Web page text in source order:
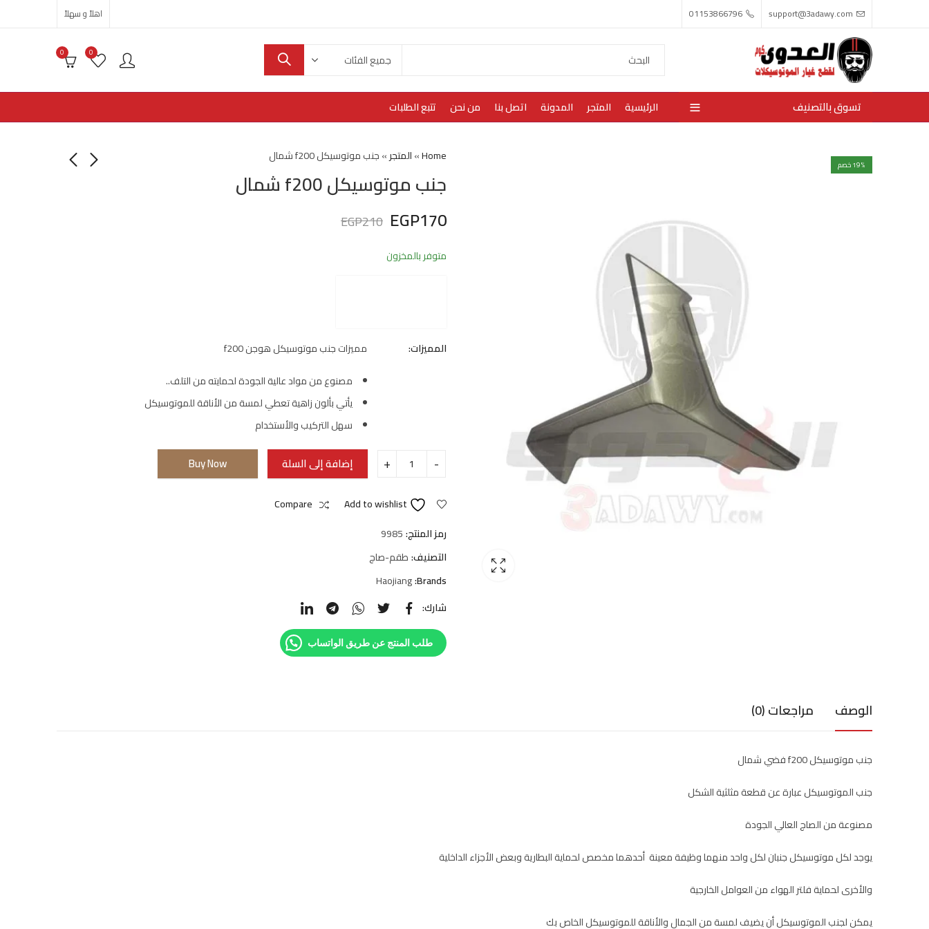
support@3adawy.com
01153866796 اهلاً و سهلاً
0
0
تسوق بالتصنيف الرئيسية المتجر المدونة اتصل بنا من نحن تتبع الطلبات
19% خصم
Home
»المتجر»جنب موتوسيكل f200 شمال
جنب موتوسيكل f200 شمال
EGP170
EGP210
متوفر بالمخزون
المميزات:
مميزات جنب موتوسيكل هوجن f200
مصنوع من مواد عالية الجودة لحمايته من التلف..
يأتي بألون زاهية تعطي لمسة من الأناقة للموتوسيكل
سهل التركيب والأستخدام
إضافة إلى السلة Buy Now
Add to wishlist
Compare
رمز المنتج:9985
التصنيف:طقم-صاج
Brands:
Haojiang
شارك:
طلب المنتج عن طريق الواتساب
الوصف مراجعات (0)
جنب موتوسيكل f200 فضي شمال
جنب الموتوسيكل عبارة عن قطعة مثلثية الشكل
مصنوعة من الصاج العالي الجودة
يوجد لكل موتوسيكل جنبان لكل واحد منهما وظيفة معينة أحدهما مخصص لحماية البطارية وبعض الأجزاء الداخلية
والأخرى لحماية فلتر الهواء من العوامل الخارجية
يمكن لجنب الموتوسيكل أن يضيف لمسة من الجمال والأناقة للموتوسيكل الخاص بك